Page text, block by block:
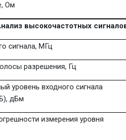
Ом
высокочастотных
сигнала, МГц
разрешения, Гц
уровень входного сигнала
дБм
измерения уровня